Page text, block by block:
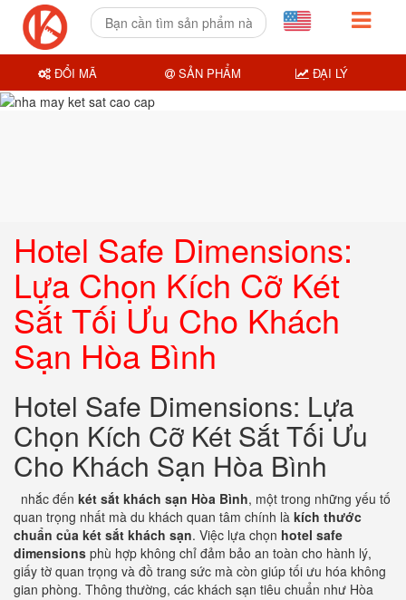
Hotel Safe Dimensions:
Lựa Chọn Kích Cỡ Két
Sắt Tối Ưu Cho Khách
Sạn Hòa Bình
Hotel Safe Dimensions: Lựa
Chọn Kích Cỡ Két Sắt Tối Ưu
Cho Khách Sạn Hòa Bình
nhắc đến két sắt khách sạn Hòa Bình, một trong những yếu tố
quan trọng nhất mà du khách quan tâm chính là kích thước
chuẩn của két sắt khách sạn. Việc lựa chọn hotel safe
dimensions phù hợp không chỉ đảm bảo an toàn cho hành lý,
giấy tờ quan trọng và đồ trang sức mà còn giúp tối ưu hóa không
gian phòng. Thông thường, các khách sạn tiêu chuẩn như Hòa
ĐỔI MÃ SẢN PHẨM ĐẠI LÝ